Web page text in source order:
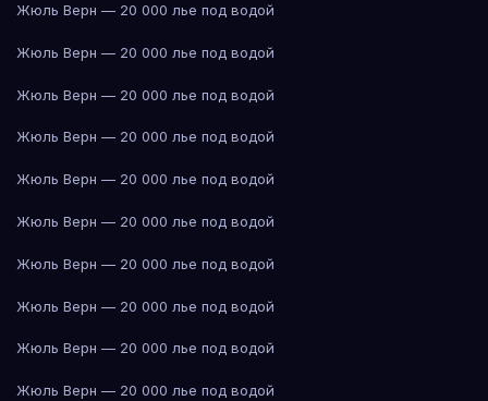
Жюль Верн — 20 000 лье под водой
Жюль Верн — 20 000 лье под водой
Жюль Верн — 20 000 лье под водой
Жюль Верн — 20 000 лье под водой
Жюль Верн — 20 000 лье под водой
Жюль Верн — 20 000 лье под водой
Жюль Верн — 20 000 лье под водой
Жюль Верн — 20 000 лье под водой
Жюль Верн — 20 000 лье под водой
Жюль Верн — 20 000 лье под водой